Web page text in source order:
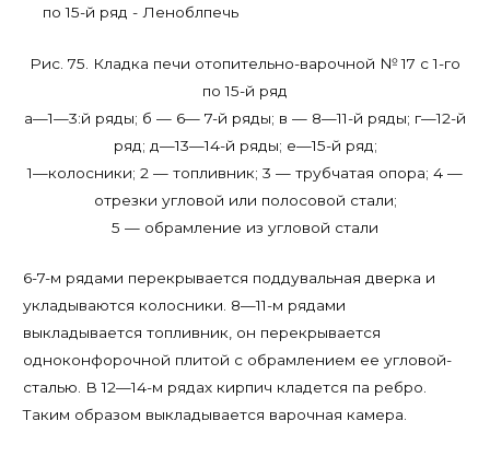
Рис. 75. Кладка печи отопительно-варочной № 17 с 1-го
по 15-й ряд
а—1—3:й ряды; б — 6— 7-й ряды; в — 8—11-й ряды; г—12-й
ряд; д—13—14-й ряды; е—15-й ряд;
1—колосники; 2 — топливник; 3 — трубчатая опора; 4 —
отрезки угловой или полосовой стали;
5 — обрамление из угловой стали
6-7-м рядами перекрывается поддувальная дверка и
укладываются колосники. 8—11-м рядами
выкладывается топливник, он перекрывается
одноконфорочной плитой с обрамлением ее угловой-
сталью. В 12—14-м рядах кирпич кладется па ребро.
Таким образом выкладывается варочная камера.